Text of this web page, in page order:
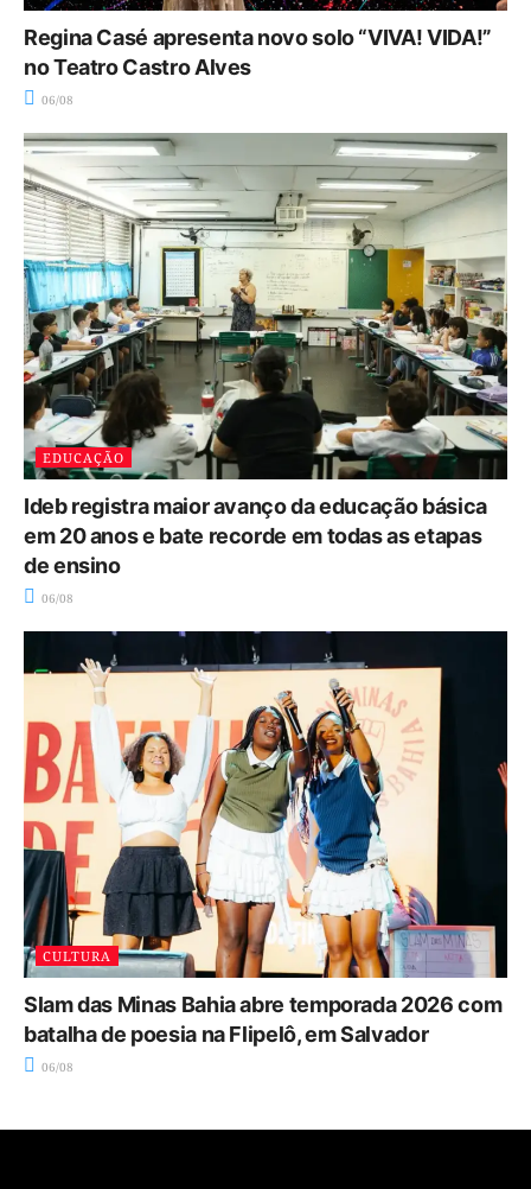
Regina Casé apresenta novo solo “VIVA! VIDA!”
no Teatro Castro Alves
06/08
EDUCAÇÃO
Ideb registra maior avanço da educação básica
em 20 anos e bate recorde em todas as etapas
de ensino
06/08
CULTURA
Slam das Minas Bahia abre temporada 2026 com
batalha de poesia na Flipelô, em Salvador
06/08